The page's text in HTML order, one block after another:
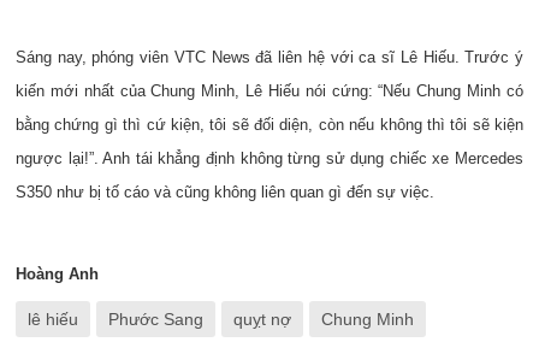
Sáng nay, phóng viên VTC News đã liên hệ với ca sĩ Lê Hiếu. Trước ý
kiến mới nhất của Chung Minh, Lê Hiếu nói cứng: “Nếu Chung Minh có
bằng chứng gì thì cứ kiện, tôi sẽ đối diện, còn nếu không thì tôi sẽ kiện
ngược lại!”. Anh tái khẳng định không từng sử dụng chiếc xe Mercedes
S350 như bị tố cáo và cũng không liên quan gì đến sự việc.
Hoàng Anh
lê hiếu Phước Sang quỵt nợ Chung Minh